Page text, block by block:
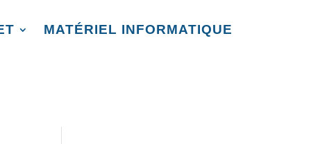
MATÉRIEL INFORMATIQUE